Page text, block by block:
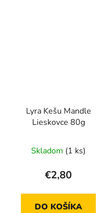
Lyra Kešu Mandle
Lieskovce 80g
Skladom (1 ks)
€2,80
DO KOŠÍKA